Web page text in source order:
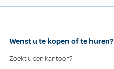
Wenst u te kopen of te huren?
Zoekt u een kantoor?